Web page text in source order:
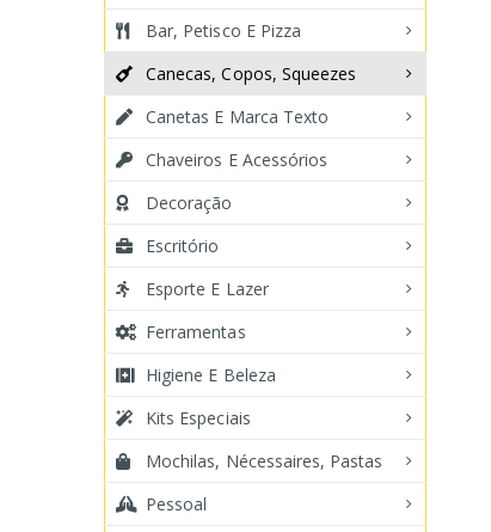
Bar, Petisco E Pizza
Canecas, Copos, Squeezes
Canetas E Marca Texto
Chaveiros E Acessórios
Decoração
Escritório
Esporte E Lazer
Ferramentas
Higiene E Beleza
Kits Especiais
Mochilas, Nécessaires, Pastas
Pessoal